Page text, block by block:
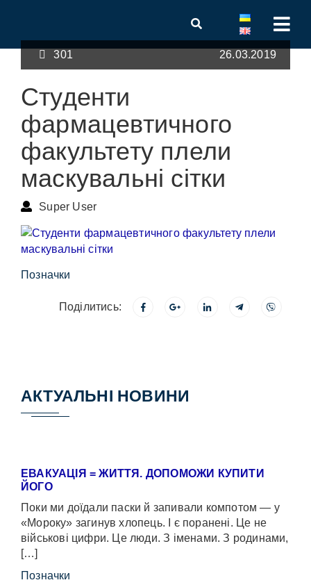
301 26.03.2019
Студенти
фармацевтичного
факультету плели
маскувальні сітки
Super User
Позначки
Поділитись:
АКТУАЛЬНІ НОВИНИ
ЕВАКУАЦІЯ = ЖИТТЯ. ДОПОМОЖИ КУПИТИ
ЙОГО
Поки ми доїдали паски й запивали компотом — у
«Мороку» загинув хлопець. І є поранені. Це не
військові цифри. Це люди. З іменами. З родинами,
[…]
Позначки